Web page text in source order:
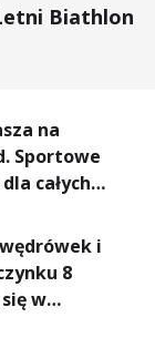
Biathlon
na
Sportowe
całych
i
8
w